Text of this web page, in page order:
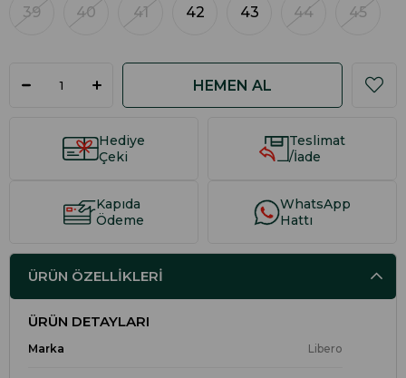
39 40 41 42 43 44 45
Hediye
Çeki
Teslimat
/İade
Kapıda
Ödeme
WhatsApp
Hattı
ÜRÜN ÖZELLIKLERI
ÜRÜN DETAYLARI
Marka Libero